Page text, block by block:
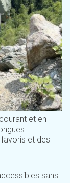
et en
et des
sans